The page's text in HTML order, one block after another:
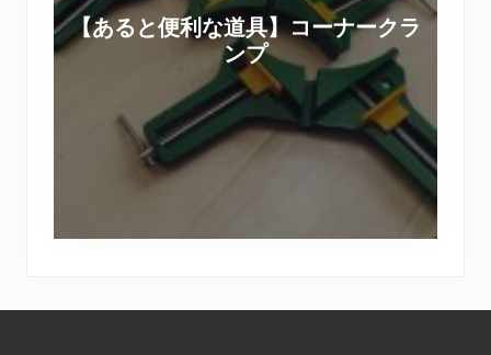
現
場
＆
セ
ッ
具
【あると便利な道具】コーナークラ
ンプ
利
な
道
具
】
ー